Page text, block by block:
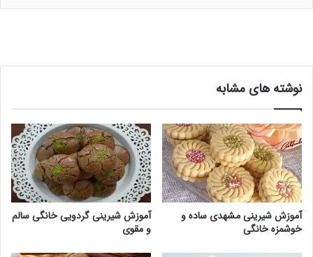
نوشته های مشابه
آموزش شیرینی مشهدی ساده و
خوشمزه خانگی
آموزش شیرینی گردویی خانگی سالم
و مقوی